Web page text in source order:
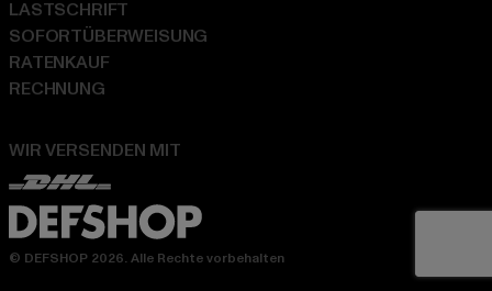
WIR VERSENDEN MIT
LASTSCHRIFT
SOFORTÜBERWEISUNG
RATENKAUF
RECHNUNG
© DEFSHOP 2026. Alle Rechte vorbehalten